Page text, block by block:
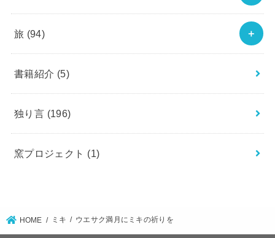
旅 (94)
書籍紹介 (5)
独り言 (196)
窯プロジェクト (1)
HOME ミキ ウエサク満月にミキの祈りを